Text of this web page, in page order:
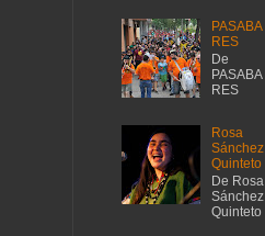
PASABA
RES
De
PASABA
RES
Rosa
Sánchez
Quinteto
De Rosa
Sánchez
Quinteto